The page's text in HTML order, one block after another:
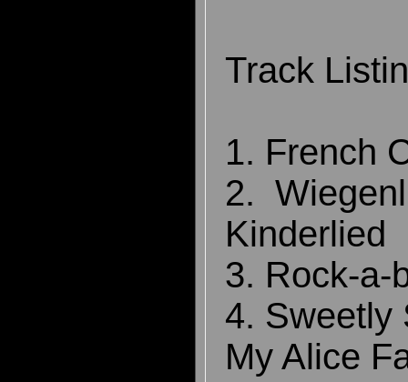
Track
1. French
2.
Kinderlied
3. Rock-a-
4.
My Alice